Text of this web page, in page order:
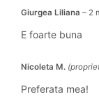
Giurgea Liliana – 2
E foarte buna
Nicoleta M.
Preferata mea!